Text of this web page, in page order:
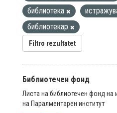
библиотека
библиотекар
Filtro rezultatet
Библиотечен фонд
Листа на библиотечен фонд на
на Паралментарен институт